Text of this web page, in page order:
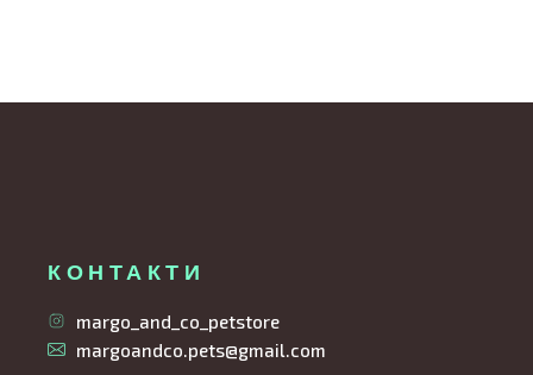
КОНТАКТИ
margo_and_co_petstore
margoandco.pets@gmail.com